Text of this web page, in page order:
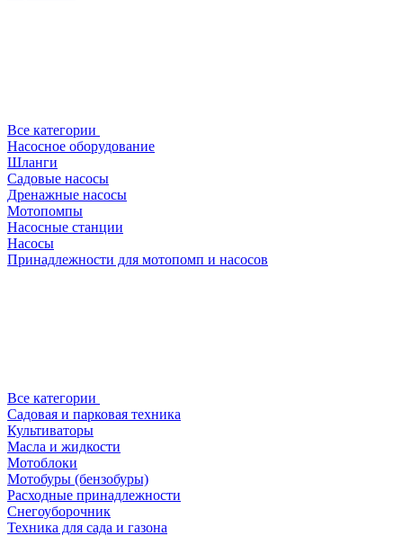
Все категории
Насосное оборудование
Шланги
Садовые насосы
Дренажные насосы
Мотопомпы
Насосные станции
Насосы
Принадлежности для мотопомп и насосов
Все категории
Садовая и парковая техника
Культиваторы
Масла и жидкости
Мотоблоки
Мотобуры (бензобуры)
Расходные принадлежности
Снегоуборочник
Техника для сада и газона